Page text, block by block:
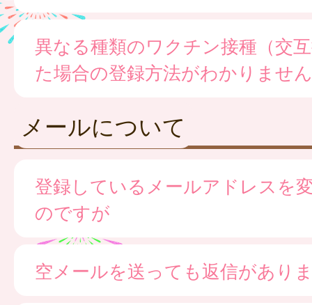
異なる種類のワクチン接種（交
た場合の登録方法がわかりません
メールについて
登録しているメールアドレスを
のですが
空メールを送っても返信があり